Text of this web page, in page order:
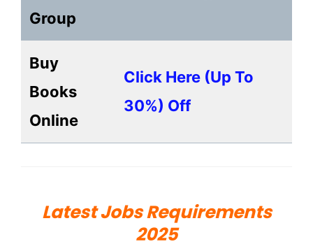
Group
Buy
Books
Online
Click Here (up To
30%) Off
Latest Jobs Requirements
2025